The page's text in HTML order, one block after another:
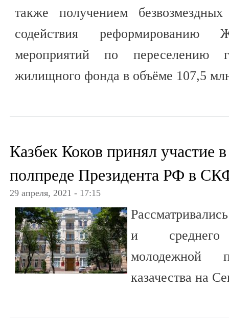
также получением
содействия
мероприятий по переселению
жилищного фонда в объёме 107,5
Казбек Коков принял участие
полпреде Президента РФ в
29 апреля, 2021 - 17:15
и среднего
молодежной
казачества на